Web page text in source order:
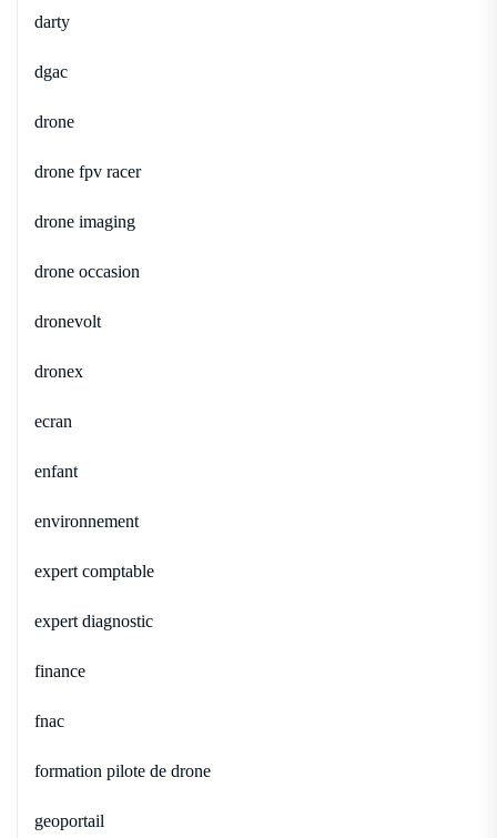
darty
dgac
drone
drone fpv racer
drone imaging
drone occasion
dronevolt
dronex
ecran
enfant
environnement
expert comptable
expert diagnostic
finance
fnac
formation pilote de drone
geoportail